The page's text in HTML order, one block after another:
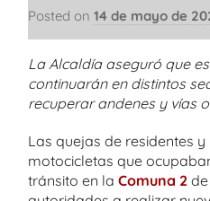
Posted on 14 de mayo de
La Alcaldía aseguró que
continuarán en distintos
recuperar andenes y vías
Las quejas de residentes
motocicletas que
tránsito en la Comuna 2 de